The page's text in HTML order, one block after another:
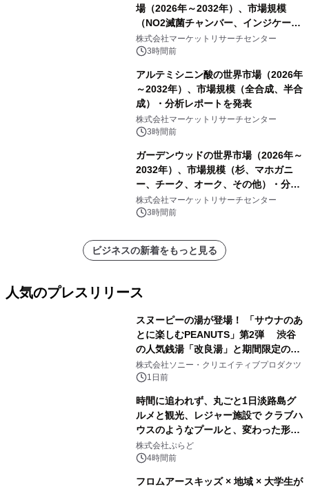
場（2026年～2032年）、市場規模
（NO2滅菌チャンバー、インジケータ
ーおよびモニタリングシステム、その
他）・分析レポートを発表
株式会社マーケットリサーチセンター
3時間前
アルテミシニン酸の世界市場（2026年
～2032年）、市場規模（全合成、半合
成）・分析レポートを発表
株式会社マーケットリサーチセンター
3時間前
ガーデンウッドの世界市場（2026年～
2032年）、市場規模（杉、マホガニ
ー、チーク、オーク、その他）・分析
レポートを発表
株式会社マーケットリサーチセンター
3時間前
ビジネスの新着をもっと見る
人気のプレスリリース
スヌーピーの湯が登場！ 「サウナのあ
とに楽しむPEANUTS」第2弾 渋谷
の人気銭湯「改良湯」と期間限定のコ
ラボレーション サウナイキタイコラ
ボグッズも発売決定！
株式会社ソニー・クリエイティブプロダクツ
1日前
時間に追われず、丸ごと1日淡路島グ
ルメと観光、レジャー施設で クラブハ
ウスのようなプールと、変わった形の
サウナも 「THE BOXY AWAJI」のお
得な素泊まり連泊プランで
株式会社ぷらど
4時間前
フロムアースキッズ × 地域 × 大学生が